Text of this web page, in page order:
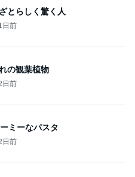
とらしく驚く人
日前
の観葉植物
日前
ミーなパスタ
日前